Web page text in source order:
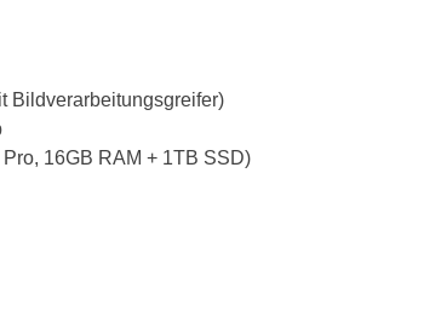
Bildverarbeitungsgreifer)
16GB RAM + 1TB SSD)